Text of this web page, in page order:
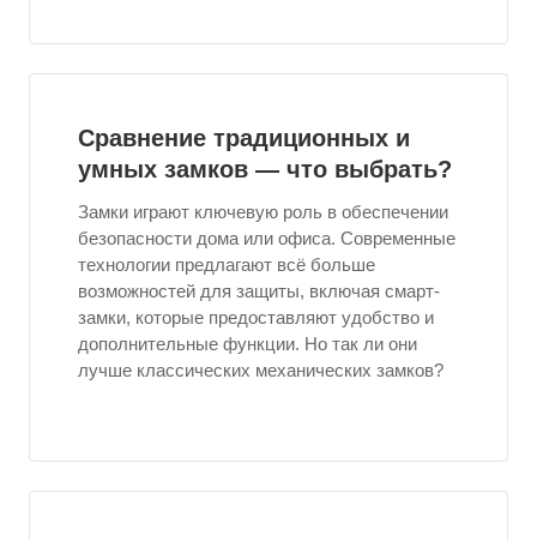
Сравнение традиционных и
умных замков — что выбрать?
Замки играют ключевую роль в обеспечении
безопасности дома или офиса. Современные
технологии предлагают всё больше
возможностей для защиты, включая смарт-
замки, которые предоставляют удобство и
дополнительные функции. Но так ли они
лучше классических механических замков?